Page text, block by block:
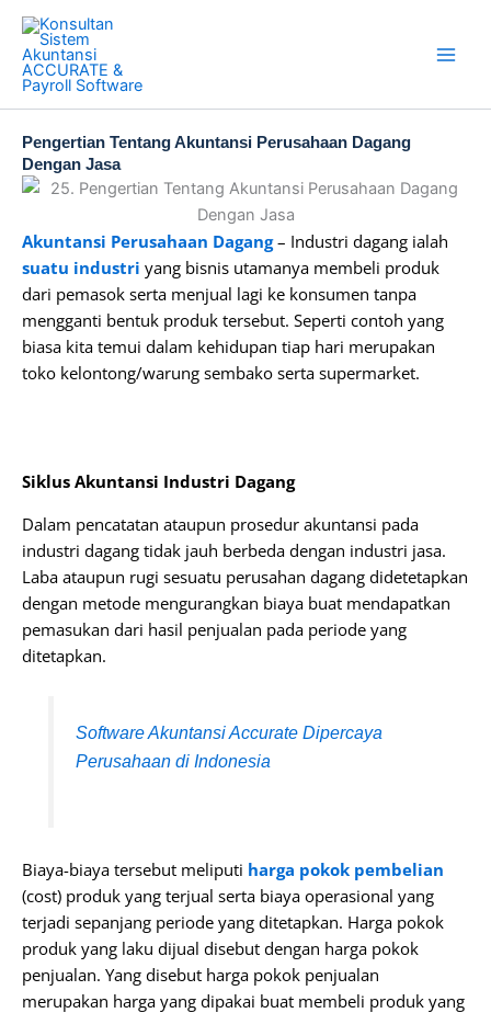
Skip
content
Pengertian Tentang Akuntansi Perusahaan Dagang
Dengan Jasa
Akuntansi Perusahaan Dagang– Industri dagang ialah
suatu industri yang bisnis utamanya membeli produk
dari pemasok serta menjual lagi ke konsumen tanpa
mengganti bentuk produk tersebut. Seperti contoh yang
biasa kita temui dalam kehidupan tiap hari merupakan
toko kelontong/warung sembako serta supermarket.
Siklus Akuntansi Industri Dagang
Dalam pencatatan ataupun prosedur akuntansi pada
industri dagang tidak jauh berbeda dengan industri jasa.
Laba ataupun rugi sesuatu perusahan dagang didetetapkan
dengan metode mengurangkan biaya buat mendapatkan
pemasukan dari hasil penjualan pada periode yang
ditetapkan.
Software Akuntansi Accurate Dipercaya
Perusahaan di Indonesia
Biaya-biaya tersebut meliputi harga pokok pembelian
(cost) produk yang terjual serta biaya operasional yang
terjadi sepanjang periode yang ditetapkan. Harga pokok
produk yang laku dijual disebut dengan harga pokok
penjualan. Yang disebut harga pokok penjualan
merupakan harga yang dipakai buat membeli produk yang